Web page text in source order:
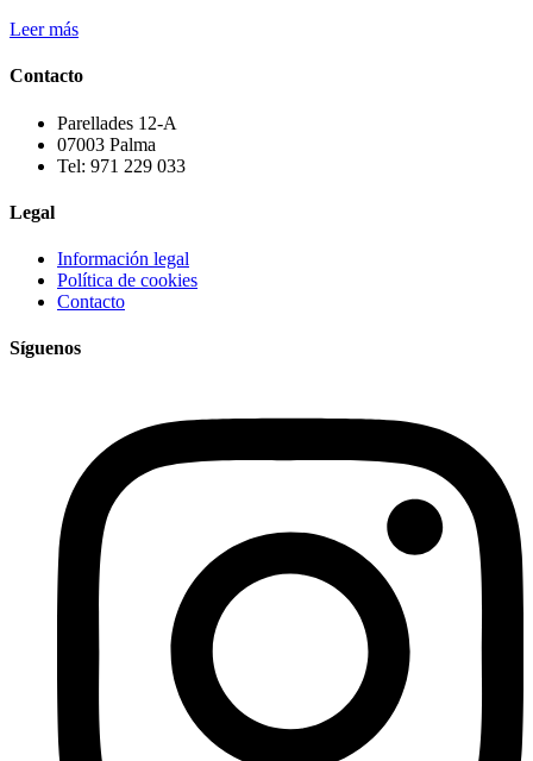
Leer más
Contacto
Parellades 12-A
07003 Palma
Tel: 971 229 033
Legal
Información legal
Política de cookies
Contacto
Síguenos